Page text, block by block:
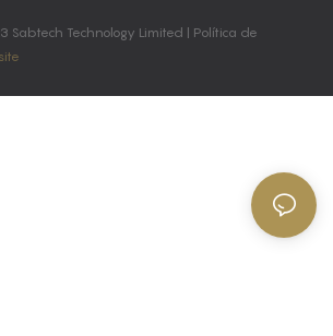
Sabtech Technology Limited | Política de